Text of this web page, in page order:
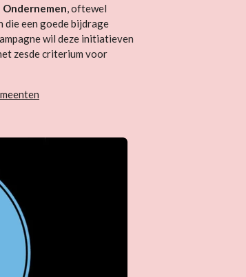
, oftewel
een goede bijdrage
wil deze initiatieven
zesde criterium voor